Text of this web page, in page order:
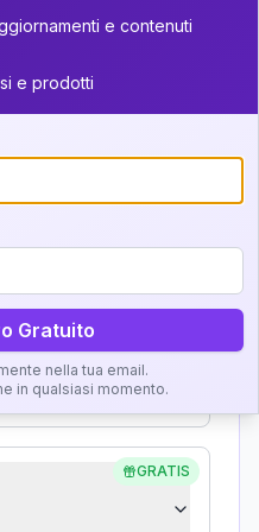
5
36-37.5
la definizione e
GRATIS
e contenuti
e prodotti
Gratuito
nella tua email.
in qualsiasi momento.